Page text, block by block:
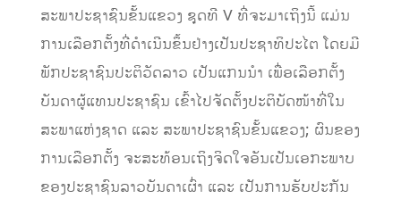
ສະພາປະຊາຊົນຂັ້ນແຂວງ ຊຸດທີ V ທີ່ຈະມາເຖິງນີ້ ແມ່ນ
ການເລືອກຕັ້ງທີ່ດໍາເນີນຂຶ້ນຢ່າງເປັນປະຊາທິປະໄຕ ໂດຍມີ
ພັກປະຊາຊົນປະຕິວັດລາວ ເປັນແກນນຳ ເພື່ອເລືອກຕັ້ງ
ບັນດາຜູ້ແທນປະຊາຊົນ ເຂົ້າໄປຈັດຕັ້ງປະຕິບັດໜ້າທີ່ໃນ
ສະພາແຫ່ງຊາດ ແລະ ສະພາປະຊາຊົນຂັ້ນແຂວງ; ຜົນຂອງ
ການເລືອກຕັ້ງ ຈະສະທ້ອນເຖິງຈິດໃຈອັນເປັນເອກະພາບ
ຂອງປະຊາຊົນລາວບັນດາເຜົ່າ ແລະ ເປັນການຮັບປະກັນ